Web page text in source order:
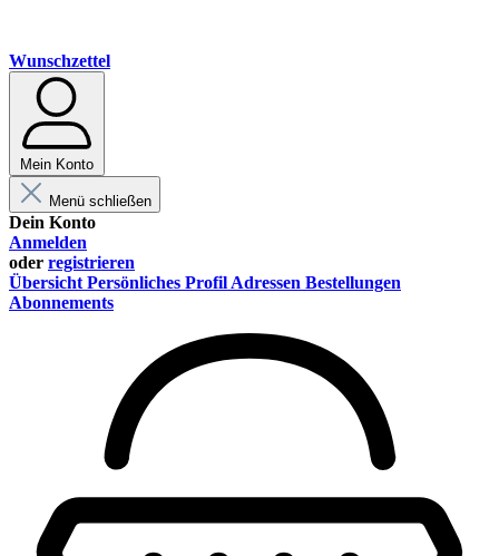
Wunschzettel
Mein Konto
Menü schließen
Dein Konto
Anmelden
oder registrieren
Übersicht Persönliches Profil Adressen Bestellungen
Abonnements